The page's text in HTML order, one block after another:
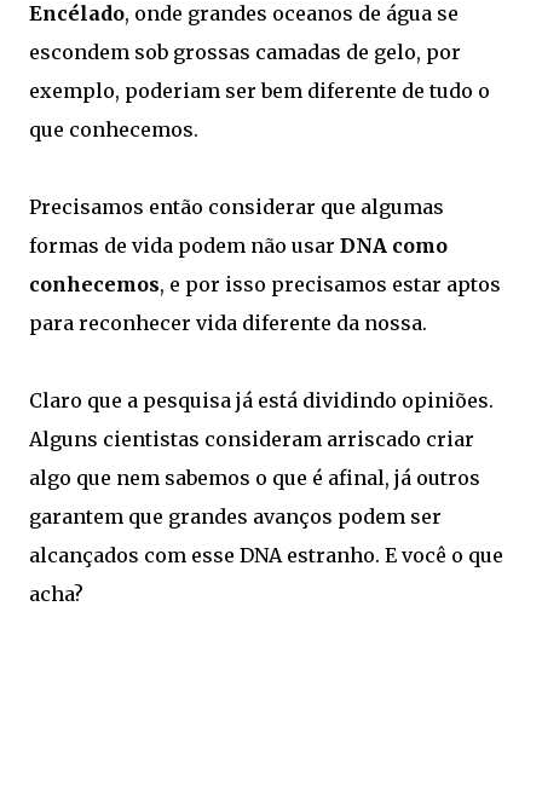
Encélado, onde grandes oceanos de água se
escondem sob grossas camadas de gelo, por
exemplo, poderiam ser bem diferente de tudo o
que conhecemos.
Precisamos então considerar que algumas
formas de vida podem não usar DNA como
conhecemos, e por isso precisamos estar aptos
para reconhecer vida diferente da nossa.
Claro que a pesquisa já está dividindo opiniões.
Alguns cientistas consideram arriscado criar
algo que nem sabemos o que é afinal, já outros
garantem que grandes avanços podem ser
alcançados com esse DNA estranho. E você o que
acha?